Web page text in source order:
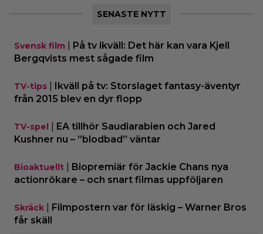
SENASTE NYTT
Svensk film
På tv ikväll: Det här kan vara Kjell
Bergqvists mest sågade film
TV-tips
Ikväll på tv: Storslaget fantasy-äventyr
från 2015 blev en dyr flopp
TV-spel
EA tillhör Saudiarabien och Jared
Kushner nu – ”blodbad” väntar
Bioaktuellt
Biopremiär för Jackie Chans nya
actionrökare – och snart filmas uppföljaren
Skräck
Filmpostern var för läskig – Warner Bros
får skäll